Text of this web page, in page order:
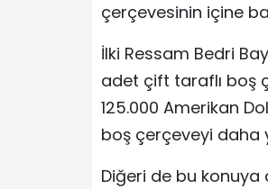
çerçevesinin içine
İlki Ressam Bedri
adet çift taraflı boş
125.000 Amerikan
boş çerçeveyi daha
Diğeri de bu konuya